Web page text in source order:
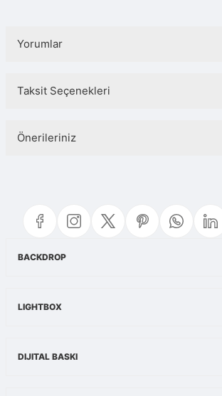
Yorumlar
Taksit Seçenekleri
Önerileriniz
Görüş ve önerileriniz için teşekkür ederiz.
Ürün resmi kalitesiz, bozuk veya görüntülenemiyor.
BACKDROP
LIGHTBOX
DIJITAL BASKI